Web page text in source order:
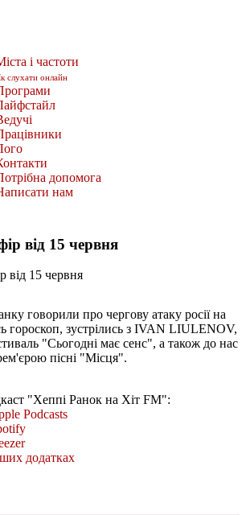
і частоти
слухати онлайн
допомога
нам
від 15 червня
говорили про чергову атаку росії на
гороскоп, зустрілись з IVAN LIULENOV,
"Сьогодні має сенс", а також до нас
пісні "Місця".
"Хеппі Ранок на Хіт FM":
Podcasts
додатках